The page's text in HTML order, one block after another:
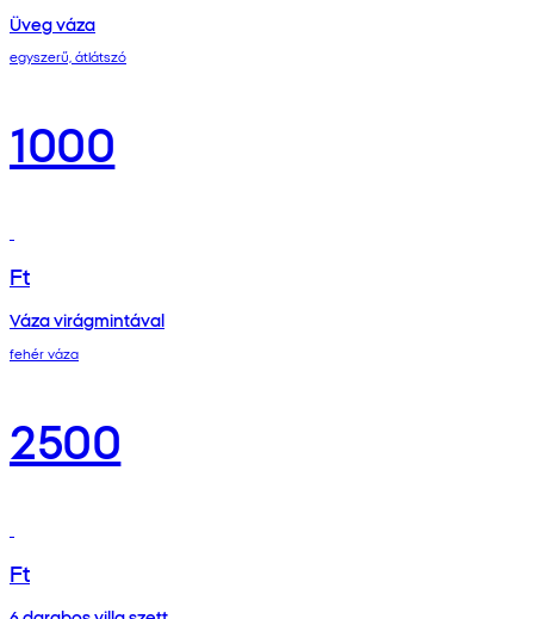
Üveg váza
egyszerű, átlátszó
1000
Ft
Váza virágmintával
fehér váza
2500
Ft